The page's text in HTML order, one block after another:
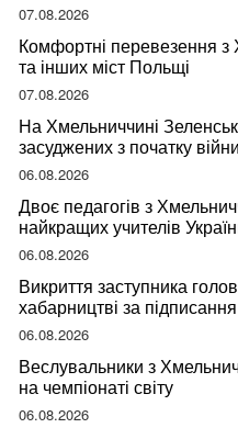
07.08.2026
Комфортні перевезення
та інших міст Польщі
07.08.2026
На Хмельниччині
засуджених з початку війни
06.08.2026
Двоє педагогів з
найкращих учителів
06.08.2026
Викриття заступника
хабарництві за
06.08.2026
Веслувальники з
на чемпіонаті світу
06.08.2026